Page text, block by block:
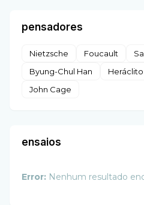
pensadores
Nietzsche Foucault
Byung-Chul Han
Heráclito
John Cage
ensaios
Error: Nenhum resultado